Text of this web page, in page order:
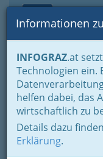
Informationen
INFOGRAZ.at
Technologien ein.
helfen dabei, das
wirtschaftlich zu
Details dazu
Erklärung.
Home Gastronomie
Vereins-Lokale
Vereins-
Da geht die
(Vereins)Post